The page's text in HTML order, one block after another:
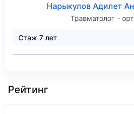
Нарыкулов Адилет
Травматолог
Стаж 7 лет
Рейтинг